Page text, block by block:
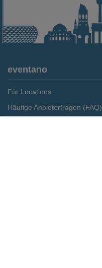
eventano
Für Locations
Häufige Anbieterfragen (FAQ)